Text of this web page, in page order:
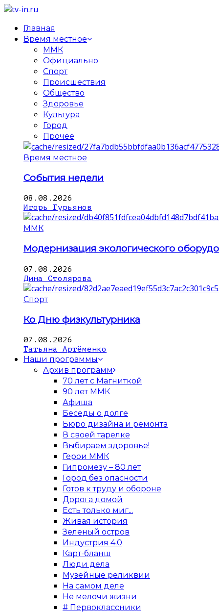
Главная
Время местное
ММК
Официально
Спорт
Происшествия
Общество
Здоровье
Культура
Город
Прочее
Время местное
События недели
08.08.2026
Игорь Гурьянов
ММК
Модернизация экологического
07.08.2026
Дина Столярова
Спорт
Ко Дню физкультурника
07.08.2026
Татьяна Артёменко
Наши программы
Архив программ
70 лет с Магниткой
90 лет ММК
Афиша
Беседы о долге
Бюро дизайна и ремонта
В своей тарелке
Выбираем здоровье!
Герои ММК
Гипромезу – 80 лет
Город без опасности
Готов к труду и обороне
Дорога домой
Есть только миг...
Живая история
Зеленый остров
Индустрия 4.0
Карт-бланш
Люди дела
Музейные реликвии
На самом деле
Не мелочи жизни
# Первоклассники